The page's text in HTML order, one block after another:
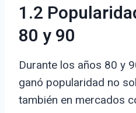
1.2
80 y 90
Durante los años 80 y
ganó popularidad no
también en mercados